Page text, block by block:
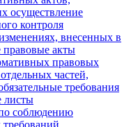
осуществление
контроля
внесенных в
акты
правовых
частей,
требования
листы
соблюдению
требований